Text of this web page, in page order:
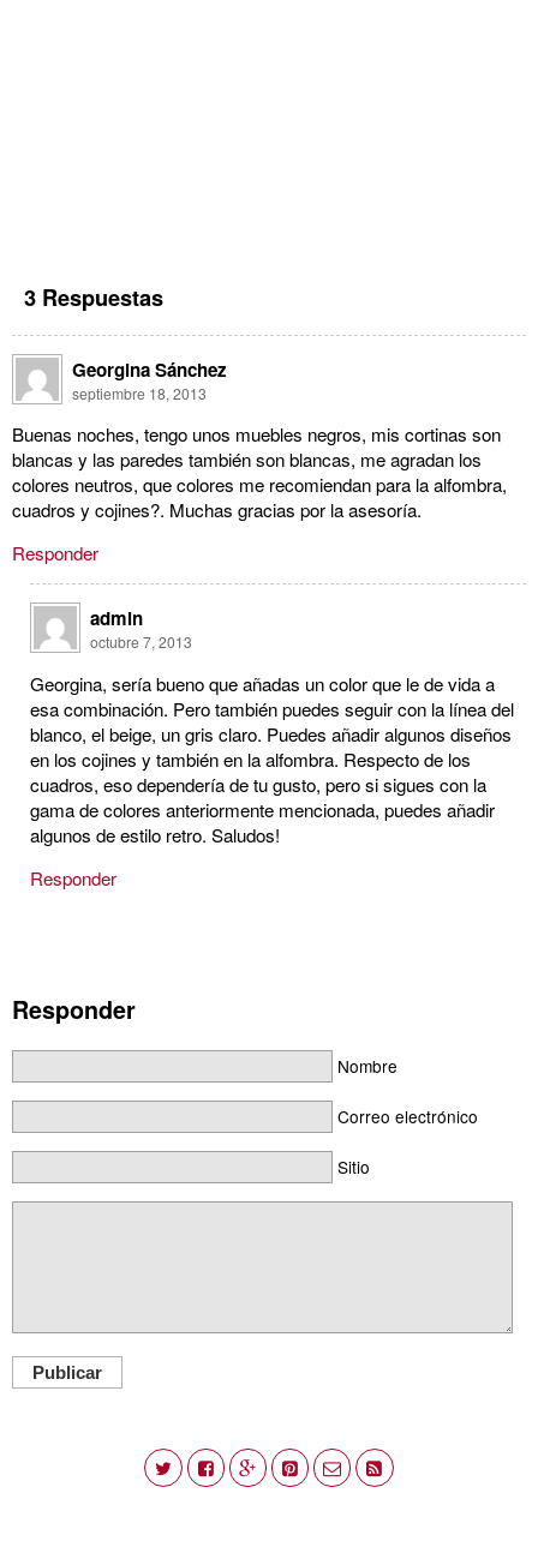
3 Respuestas
Georgina Sánchez
septiembre 18, 2013
Buenas noches, tengo unos muebles negros, mis cortinas son
blancas y las paredes también son blancas, me agradan los
colores neutros, que colores me recomiendan para la alfombra,
cuadros y cojines?. Muchas gracias por la asesoría.
Responder
admin
octubre 7, 2013
Georgina, sería bueno que añadas un color que le de vida a
esa combinación. Pero también puedes seguir con la línea del
blanco, el beige, un gris claro. Puedes añadir algunos diseños
en los cojines y también en la alfombra. Respecto de los
cuadros, eso dependería de tu gusto, pero si sigues con la
gama de colores anteriormente mencionada, puedes añadir
algunos de estilo retro. Saludos!
Responder
Responder
Nombre
Correo electrónico
Sitio
Publicar